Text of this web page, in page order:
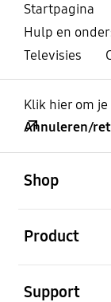
Startpagina
Hulp en
Televisies
Klik hier om
Annuleren/
Shop
Product
Support